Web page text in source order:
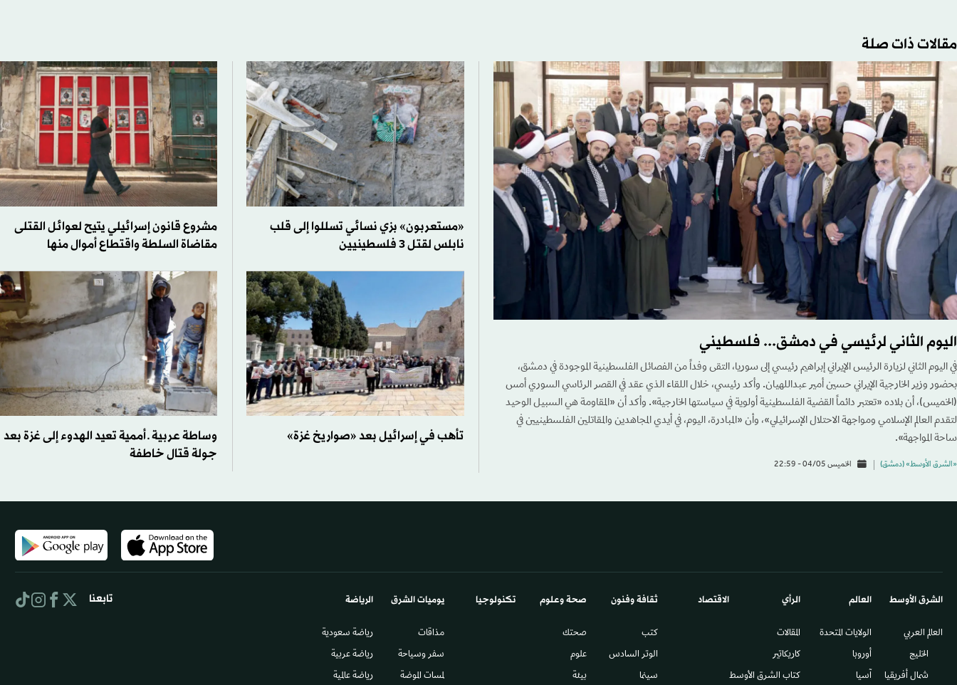
مقالات ذات صلة
اليوم الثاني لرئيسي في دمشق... فلسطيني
في اليوم الثاني لزيارة الرئيس الإيراني إبراهيم رئيسي إلى سوريا، التقى وفداً من الفصائل الفلسطينية الموجودة في دمشق،
بحضور وزير الخارجية الإيراني حسين أمير عبداللهيان. وأكد رئيسي، خلال اللقاء الذي عقد في القصر الرئاسي السوري أمس
(الخميس)، أن بلاده «تعتبر دائماً القضية الفلسطينية أولوية في سياستها الخارجية». وأكد أن «المقاومة هي السبيل الوحيد
لتقدم العالم الإسلامي ومواجهة الاحتلال الإسرائيلي»، وأن «المبادرة، اليوم، في أيدي المجاهدين والمقاتلين الفلسطينيين في
ساحة المواجهة».
«الشرق الأوسط» (دمشق) الخميس 04/05 - 22:59
«مستعربون» بزي نسائي تسللوا إلى قلب
نابلس لقتل 3 فلسطينيين
مشروع قانون إسرائيلي يتيح لعوائل القتلى
مقاضاة السلطة واقتطاع أموال منها
تأهب في إسرائيل بعد «صواريخ غزة»
وساطة عربية ـ أممية تعيد الهدوء إلى غزة بعد
جولة قتال خاطفة
الشرق الأوسط​
العالم العربي
الخليج
شمال أفريقيا
العالم
الولايات المتحدة
أوروبا
آسيا
الرأي
المقالات
كاريكاتير
كتاب الشرق الأوسط
الاقتصاد ثقافة وفنون
كتب
الوتر السادس​
سينما
صحة وعلوم
صحتك
علوم
بيئة
تكنولوجيا يوميات الشرق​
مذاقات
سفر وسياحة
لمسات الموضة
الرياضة
رياضة سعودية
رياضة عربية
رياضة عالمية
تابعنا